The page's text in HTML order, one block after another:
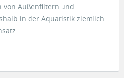
von Außenfiltern und
in der Aquaristik ziemlich